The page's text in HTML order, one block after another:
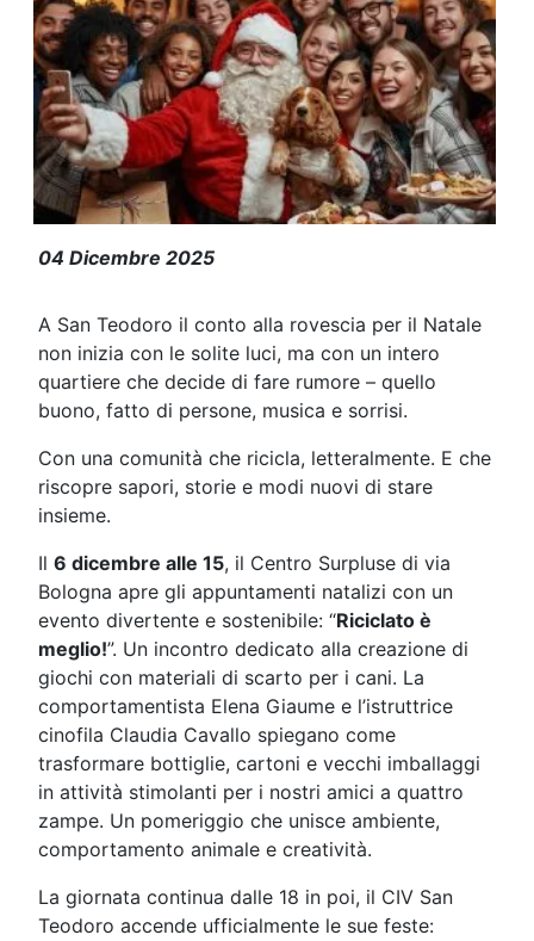
Via Bologna: Iniziative di
04 Dicembre 2025
A San Teodoro il conto alla rovescia per il Natale
non inizia con le solite luci, ma con un intero
quartiere che decide di fare rumore – quello
buono, fatto di persone, musica e sorrisi.
Con una comunità che ricicla, letteralmente. E che
riscopre sapori, storie e modi nuovi di stare
insieme.
Il 6 dicembre alle 15, il Centro Surpluse di via
Bologna apre gli appuntamenti natalizi con un
evento divertente e sostenibile: “Riciclato è
meglio!”. Un incontro dedicato alla creazione di
giochi con materiali di scarto per i cani. La
comportamentista Elena Giaume e l’istruttrice
cinofila Claudia Cavallo spiegano come
trasformare bottiglie, cartoni e vecchi imballaggi
in attività stimolanti per i nostri amici a quattro
zampe. Un pomeriggio che unisce ambiente,
comportamento animale e creatività.
La giornata continua dalle 18 in poi, il CIV San
Teodoro accende ufficialmente le sue feste: